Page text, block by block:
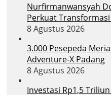
Nurfirmanwansyah
Perkuat
8 Agustus 2026
3.000 Pesepeda
Adventure-X Padang
8 Agustus 2026
Investasi Rp1,5